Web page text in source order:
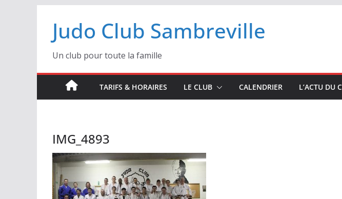
contenu
Judo Club Sambreville
Un club pour toute la famille
TARIFS & HORAIRES LE CLUB CALENDRIER L’ACTU DU
IMG_4893